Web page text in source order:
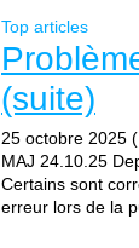
Top articles
(suite)
25 octobre 2025
MAJ 24.10.25
Certains sont
erreur lors de la